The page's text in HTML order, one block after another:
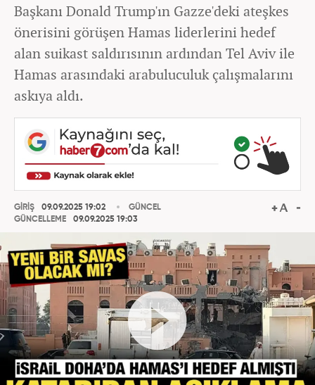
Başkanı Donald Trump'ın Gazze'deki ateşkes
önerisini görüşen Hamas liderlerini hedef
alan suikast saldırısının ardından Tel Aviv ile
Hamas arasındaki arabuluculuk çalışmalarını
askıya aldı.
GİRİŞ
09.09.2025 19:02
GÜNCELLEME
09.09.2025 19:03
GÜNCEL